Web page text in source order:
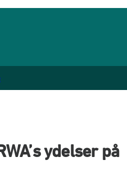
ydelser på